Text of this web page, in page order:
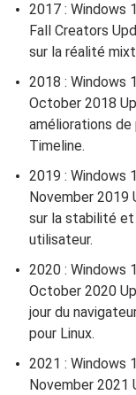
2017 : Windows
Fall Creators
sur la réalité
2018 : Windows
October 2018
améliorations
Timeline.
2019 : Windows
November 2019
sur la stabilité
utilisateur.
2020 : Windows
October 2020
jour du
pour Linux.
2021 : Windows
November 2021